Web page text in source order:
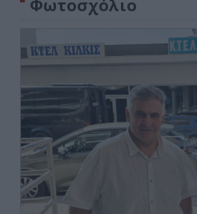
Φωτοσχόλιο